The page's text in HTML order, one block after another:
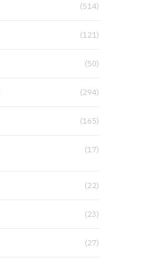
(514)
(121)
(50)
(294)
(165)
(17)
(22)
(23)
(27)